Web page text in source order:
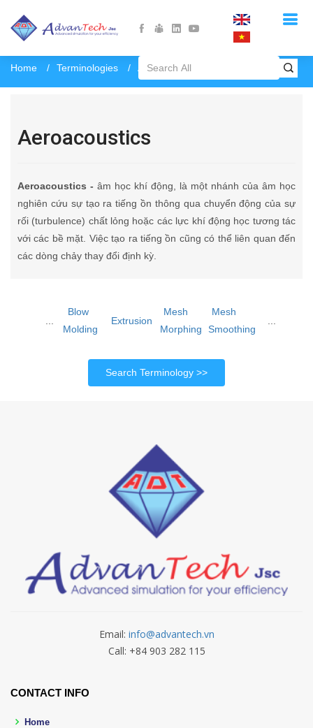
Home Terminologies Aeroacoustics
Aeroacoustics
Aeroacoustics - âm học khí động, là một nhánh của âm học
nghiên cứu sự tạo ra tiếng ồn thông qua chuyển động của sự
rối (turbulence) chất lỏng hoặc các lực khí động học tương tác
với các bề mặt. Việc tạo ra tiếng ồn cũng có thể liên quan đến
các dòng chảy thay đổi định kỳ.
Blow
Molding
Extrusion
Mesh
Morphing
Mesh
Smoothing
Search Terminology
Email: info@advantech.vn
Call: +84 903 282 115
CONTACT INFO
Home